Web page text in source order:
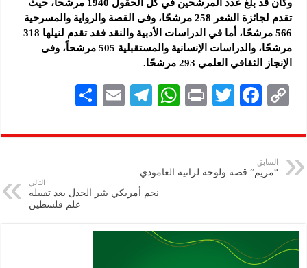
وكان قد بلغ عدد المرشحين في كل الحقول 1940 مرشحاً، حيث
تقدم لجائزة الشعر 258 مرشحًا، وفى القصة والرواية والمسرحية
566 مرشحًا، أما في الدراسات الأدبية والنقد فقد تقدم لنيلها 318
مرشحًا، والدراسات الإنسانية والمستقبلية 505 مرشحاً، وفى
الإنجاز الثقافي العلمي 293 مرشحًا.
C
p
y
Li
k
F
eb
k
T
tt
P
nt
W
at
A
p
p
Te
gr
m
E
ai
ar
السابق
“مريم” قصة ولوحة لرانية العامودي
التالي
نجم أمريكي يثير الجدل بعد تقبيله
علم فلسطين